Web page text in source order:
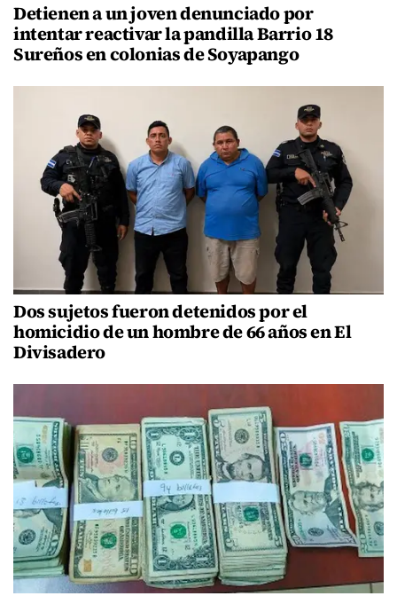
Detienen a un joven denunciado por
intentar reactivar la pandilla Barrio 18
Sureños en colonias de Soyapango
Dos sujetos fueron detenidos por el
homicidio de un hombre de 66 años en El
Divisadero